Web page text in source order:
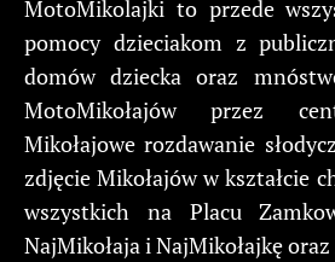
MotoMikolajki to przede
pomocy dzieciakom z
domów dziecka oraz
MotoMikołajów przez
Mikołajowe rozdawanie
zdjęcie Mikołajów w kształcie
wszystkich na Placu
NajMikołaja i NajMikołajkę